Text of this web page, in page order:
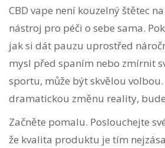
CBD vape není kouzelný štětec
nástroj pro péči o sebe sama.
jak si dát pauzu uprostřed
mysl před spaním nebo zmírnit
sportu, může být skvělou
dramatickou změnu reality,
Začněte pomalu. Poslouchejte
že kvalita produktu je tím